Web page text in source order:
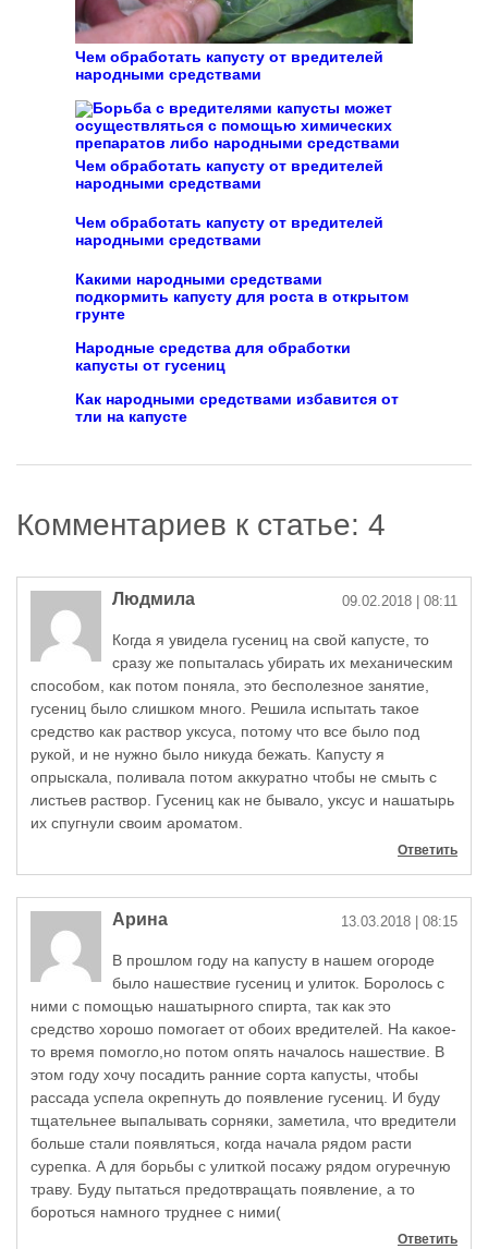
Чем обработать капусту от вредителей
народными средствами
Чем обработать капусту от вредителей
народными средствами
Чем обработать капусту от вредителей
народными средствами
Какими народными средствами
подкормить капусту для роста в открытом
грунте
Народные средства для обработки
капусты от гусениц
Как народными средствами избавится от
тли на капусте
Комментариев к статье: 4
Людмила 09.02.2018 | 08:11
Когда я увидела гусениц на свой капусте, то
сразу же попыталась убирать их механическим
способом, как потом поняла, это бесполезное занятие,
гусениц было слишком много. Решила испытать такое
средство как раствор уксуса, потому что все было под
рукой, и не нужно было никуда бежать. Капусту я
опрыскала, поливала потом аккуратно чтобы не смыть с
листьев раствор. Гусениц как не бывало, уксус и нашатырь
их спугнули своим ароматом.
Ответить
Арина 13.03.2018 | 08:15
В прошлом году на капусту в нашем огороде
было нашествие гусениц и улиток. Боролось с
ними с помощью нашатырного спирта, так как это
средство хорошо помогает от обоих вредителей. На какое-
то время помогло,но потом опять началось нашествие. В
этом году хочу посадить ранние сорта капусты, чтобы
рассада успела окрепнуть до появление гусениц. И буду
тщательнее выпалывать сорняки, заметила, что вредители
больше стали появляться, когда начала рядом расти
сурепка. А для борьбы с улиткой посажу рядом огуречную
траву. Буду пытаться предотвращать появление, а то
бороться намного труднее с ними(
Ответить